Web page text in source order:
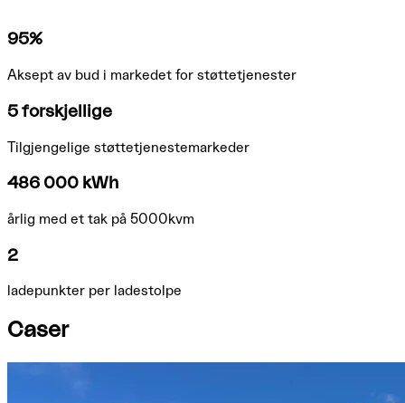
95%
Aksept av bud i markedet for støttetjenester
5 forskjellige
Tilgjengelige støttetjenestemarkeder
486 000 kWh
årlig med et tak på 5000kvm
2
ladepunkter per ladestolpe
Caser